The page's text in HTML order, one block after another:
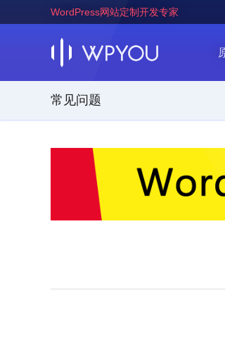
WordPress网站定制开发专家
常见问题